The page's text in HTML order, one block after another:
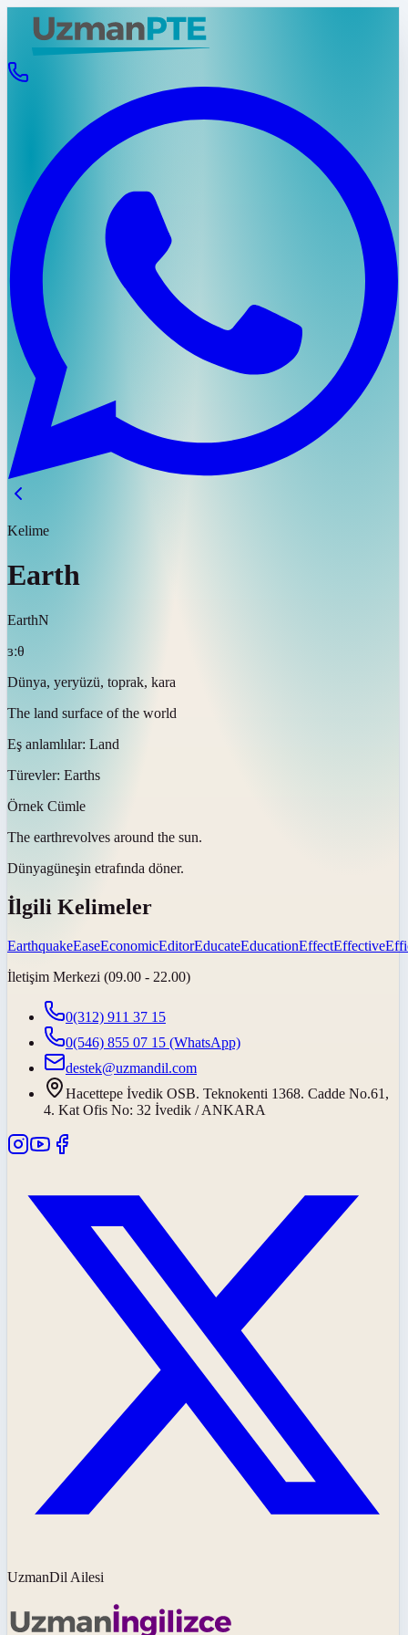
Kelime
Earth
EarthN
ɜːθ
Dünya, yeryüzü, toprak, kara
The land surface of the world
Eş anlamlılar: Land
Türevler: Earths
Örnek Cümle
The earthrevolves around the sun.
Dünyagüneşin etrafında döner.
İlgili Kelimeler
EarthquakeEaseEconomicEditorEducateEducationEffectEffective
İletişim Merkezi (09.00 - 22.00)
0(312) 911 37 15
0(546) 855 07 15 (WhatsApp)
destek@uzmandil.com
Hacettepe İvedik OSB. Teknokenti 1368. Cadde No.61,
4. Kat Ofis No: 32 İvedik / ANKARA
UzmanDil Ailesi